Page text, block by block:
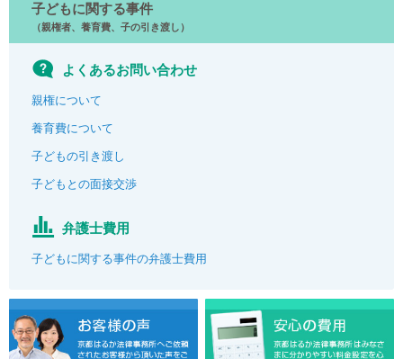
子どもに関する事件
（親権者、養育費、子の引き渡し）
よくあるお問い合わせ
親権について
養育費について
子どもの引き渡し
子どもとの面接交渉
弁護士費用
子どもに関する事件の弁護士費用